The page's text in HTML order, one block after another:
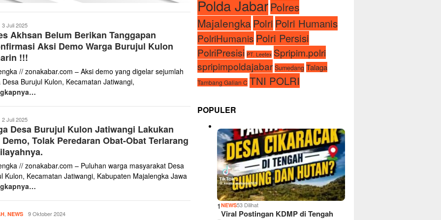
3 Juli 2025
Akhsan Belum Berikan Tanggapan
Aksi Demo Warga Burujul Kulon
!!!
// zonakabar.com – Aksi demo yang digelar sejumlah
Desa Burujul Kulon, Kecamatan Jatiwangi,
2 Juli 2025
Desa Burujul Kulon Jatiwangi Lakukan
Tolak Peredaran Obat-Obat Terlarang
// zonakabar.com – Puluhan warga masyarakat Desa
Kulon, Kecamatan Jatiwangi, Kabupaten Majalengka Jawa
, NEWSZona9 Oktober 2024
Polda Jabar Polres
MajalengkaPolri Polri Humanis
PolriHumanis Polri Persisi
PolriPresisi PT. Leetex Spripim.polri
spripimpoldajabar Sumedang Talaga
Tambang Galian C TNI POLRI
POPULER
1NEWS53 Dilihat
Viral Postingan KDMP di Tengah